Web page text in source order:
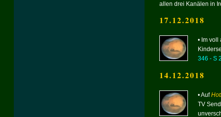
allen drei Kanälen in
17.12.2018
• Im
346 - S
14.12.2018
• Auf
TV